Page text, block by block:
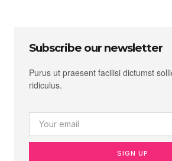
Subscribe our newsletter
Purus ut praesent facilisi dictumst
ridiculus.
SIGN UP